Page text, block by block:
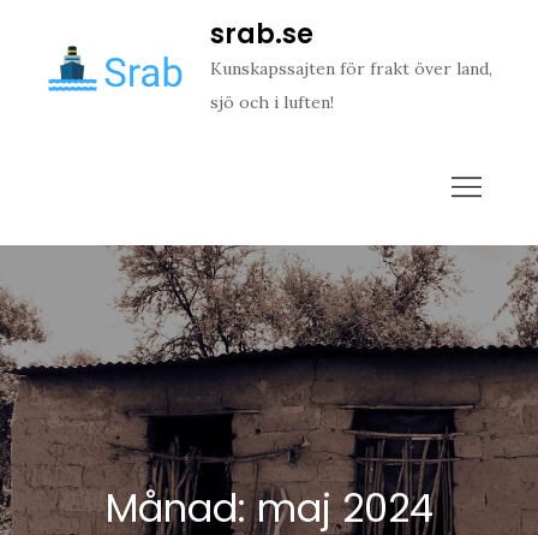
content
srab.se
Kunskapssajten för frakt över land,
sjö och i luften!
Månad:maj 2024